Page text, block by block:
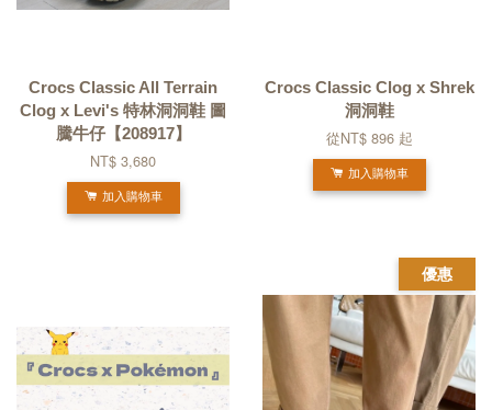
Crocs Classic All Terrain
Clog x Levi's 特林洞洞鞋 圖
騰牛仔【208917】
NT$ 3,680
加入購物車
Crocs Classic Clog x Shrek
洞洞鞋
從NT$ 896 起
加入購物車
優惠